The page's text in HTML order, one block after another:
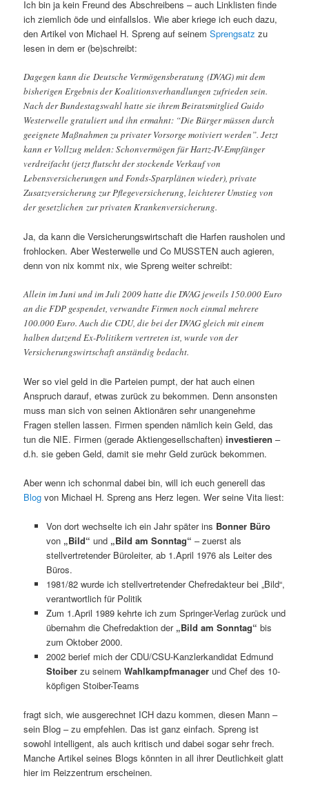
Ich bin ja kein Freund des Abschreibens – auch Linklisten finde
ich ziemlich öde und einfallslos. Wie aber kriege ich euch dazu,
den Artikel von Michael H. Spreng auf seinemSprengsatz zu
lesen in dem er (be)schreibt:
Dagegen kann die Deutsche Vermögensberatung (DVAG) mit dem
bisherigen Ergebnis der Koalitionsverhandlungen zufrieden sein.
Nach der Bundestagswahl hatte sie ihrem Beiratsmitglied Guido
Westerwelle gratuliert und ihn ermahnt: “Die Bürger müssen durch
geeignete Maßnahmen zu privater Vorsorge motiviert werden”. Jetzt
kann er Vollzug melden: Schonvermögen für Hartz-IV-Empfänger
verdreifacht (jetzt flutscht der stockende Verkauf von
Lebensversicherungen und Fonds-Sparplänen wieder), private
Zusatzversicherung zur Pflegeversicherung, leichterer Umstieg von
der gesetzlichen zur privaten Krankenversicherung.
Ja, da kann die Versicherungswirtschaft die Harfen rausholen und
frohlocken. Aber Westerwelle und Co MUSSTEN auch agieren,
denn von nix kommt nix, wie Spreng weiter schreibt:
Allein im Juni und im Juli 2009 hatte die DVAG jeweils 150.000 Euro
an die FDP gespendet, verwandte Firmen noch einmal mehrere
100.000 Euro. Auch die CDU, die bei der DVAG gleich mit einem
halben dutzend Ex-Politikern vertreten ist, wurde von der
Versicherungswirtschaft anständig bedacht.
Wer so viel geld in die Parteien pumpt, der hat auch einen
Anspruch darauf, etwas zurück zu bekommen. Denn ansonsten
muss man sich von seinen Aktionären sehr unangenehme
Fragen stellen lassen. Firmen spenden nämlich kein Geld, das
tun die NIE. Firmen (gerade Aktiengesellschaften)investieren –
d.h. sie geben Geld, damit sie mehr Geld zurück bekommen.
Aber wenn ich schonmal dabei bin, will ich euch generell das
Blog von Michael H. Spreng ans Herz legen. Wer seine Vita liest:
Von dort wechselte ich ein Jahr später ins Bonner Büro
von „Bild“ und „Bild am Sonntag“ – zuerst als
stellvertretender Büroleiter, ab 1.April 1976 als Leiter des
Büros.
1981/82 wurde ich stellvertretender Chefredakteur bei „Bild“,
verantwortlich für Politik
Zum 1.April 1989 kehrte ich zum Springer-Verlag zurück und
übernahm die Chefredaktion der „Bild am Sonntag“ bis
zum Oktober 2000.
2002 berief mich der CDU/CSU-Kanzlerkandidat Edmund
Stoiber zu seinem Wahlkampfmanagerund Chef des 10-
köpfigen Stoiber-Teams
fragt sich, wie ausgerechnet ICH dazu kommen, diesen Mann –
sein Blog – zu empfehlen. Das ist ganz einfach. Spreng ist
sowohl intelligent, als auch kritisch und dabei sogar sehr frech.
Manche Artikel seines Blogs könnten in all ihrer Deutlichkeit glatt
hier im Reizzentrum erscheinen.